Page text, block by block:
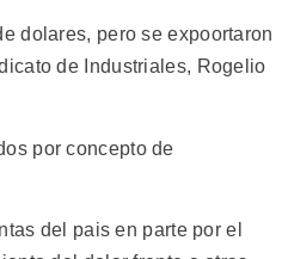
dolares, pero se expoortaron
de Industriales, Rogelio
por concepto de
del pais en parte por el